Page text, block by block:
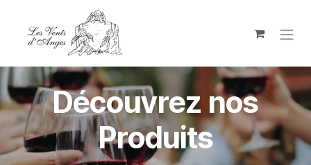
Se rendre au contenu
Découvrez nos
Produits